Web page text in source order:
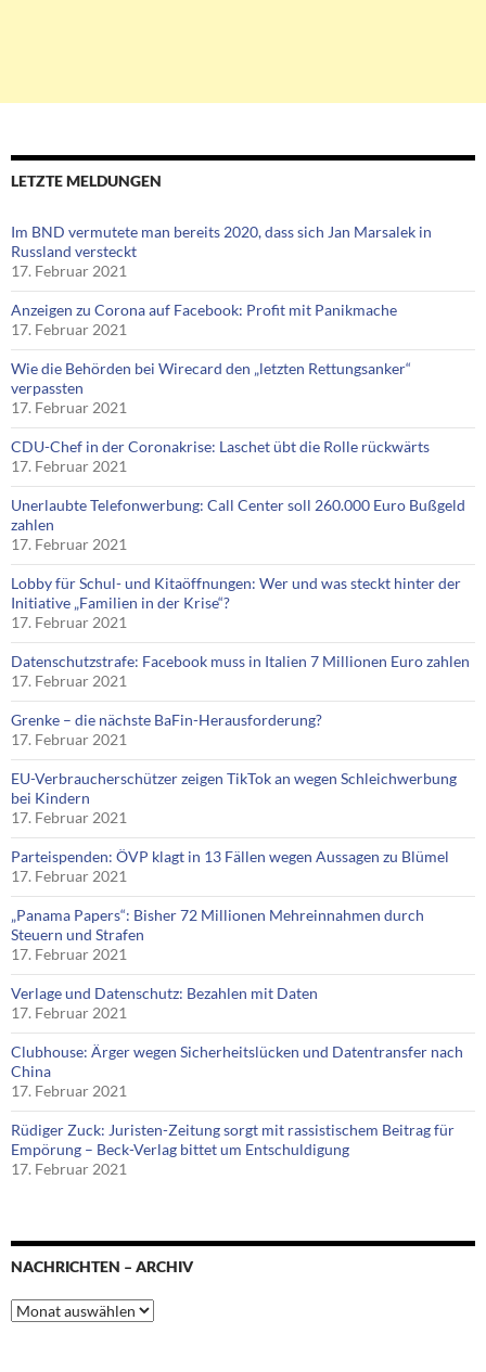
LETZTE MELDUNGEN
Im BND vermutete man bereits 2020, dass sich Jan Marsalek in
Russland versteckt
17. Februar 2021
Anzeigen zu Corona auf Facebook: Profit mit Panikmache
17. Februar 2021
Wie die Behörden bei Wirecard den „letzten Rettungsanker“
verpassten
17. Februar 2021
CDU-Chef in der Coronakrise: Laschet übt die Rolle rückwärts
17. Februar 2021
Unerlaubte Telefonwerbung: Call Center soll 260.000 Euro Bußgeld
zahlen
17. Februar 2021
Lobby für Schul- und Kitaöffnungen: Wer und was steckt hinter der
Initiative „Familien in der Krise“?
17. Februar 2021
Datenschutzstrafe: Facebook muss in Italien 7 Millionen Euro zahlen
17. Februar 2021
Grenke – die nächste BaFin-Herausforderung?
17. Februar 2021
EU-Verbraucherschützer zeigen TikTok an wegen Schleichwerbung
bei Kindern
17. Februar 2021
Parteispenden: ÖVP klagt in 13 Fällen wegen Aussagen zu Blümel
17. Februar 2021
„Panama Papers“: Bisher 72 Millionen Mehreinnahmen durch
Steuern und Strafen
17. Februar 2021
Verlage und Datenschutz: Bezahlen mit Daten
17. Februar 2021
Clubhouse: Ärger wegen Sicherheitslücken und Datentransfer nach
China
17. Februar 2021
Rüdiger Zuck: Juristen-Zeitung sorgt mit rassistischem Beitrag für
Empörung – Beck-Verlag bittet um Entschuldigung
17. Februar 2021
NACHRICHTEN – ARCHIV
Nachrichten
–